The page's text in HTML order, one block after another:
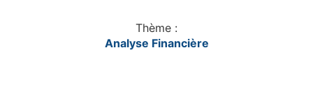
Thème :
Analyse Financière